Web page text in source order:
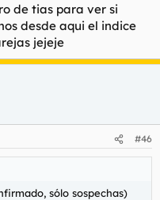
de tias para ver si
desde aqui el indice
jejeje
#46
sólo sospechas)